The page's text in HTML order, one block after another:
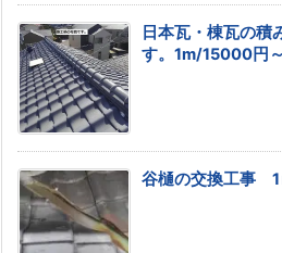
日本瓦・棟瓦の積
す。1m/15000円～
谷樋の交換工事